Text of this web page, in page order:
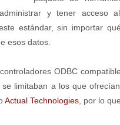
y tener acceso
estándar, sin importar
esos datos.
ODBC
limitaban a los que
Actual Technologies , por lo